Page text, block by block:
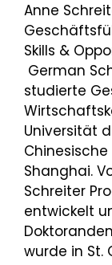
Anne
Skills &
German
studierte
Universität
Shanghai.
Schreiter
entwickelt
wurde in St.